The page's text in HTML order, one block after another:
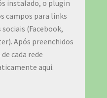
instalado, o plugin
campos para links
(Facebook,
Após preenchidos
cada rede
aqui.